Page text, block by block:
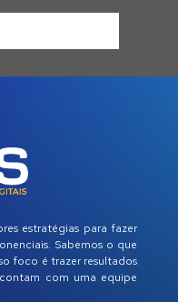
estratégias para fazer
Sabemos o que
foco é trazer resultados
com uma equipe